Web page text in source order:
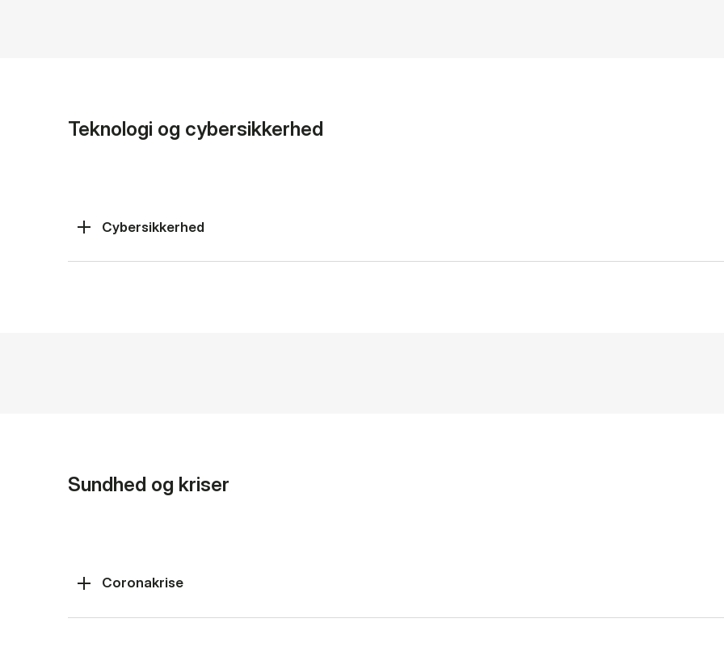
Teknologi og cybersikkerhed
Cybersikkerhed
Sundhed og kriser
Coronakrise